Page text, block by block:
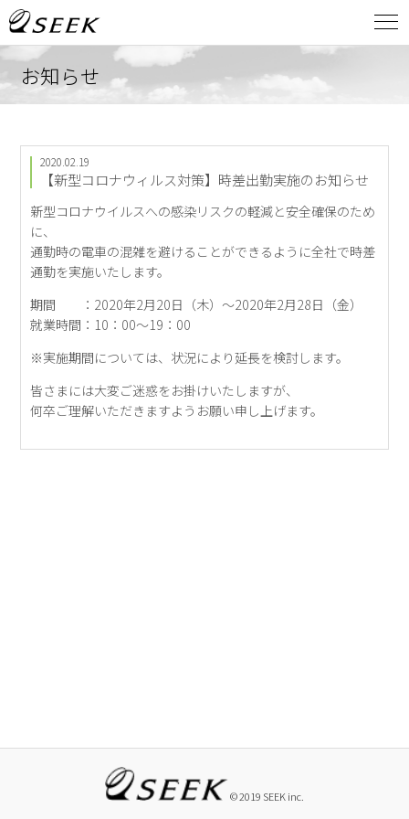
お知らせ
2020.02.19
【新型コロナウィルス対策】時差出勤実施のお知らせ
新型コロナウイルスへの感染リスクの軽減と安全確保のため
に、
通勤時の電車の混雑を避けることができるように全社で時差
通勤を実施いたします。
期間 ：2020年2月20日（木）～2020年2月28日（金）
就業時間：10：00～19：00
※実施期間については、状況により延長を検討します。
皆さまには大変ご迷惑をお掛けいたしますが、
何卒ご理解いただきますようお願い申し上げます。
© 2019 SEEK inc.